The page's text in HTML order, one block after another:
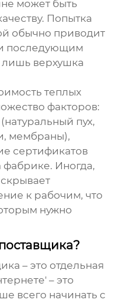
может быть
Попытка
обычно приводит
последующим
лишь верхушка
теплых
факторов:
пух,
мембраны),
сертификатов
фабрике. Иногда,
к рабочим, что
нужно
– это отдельная
– это
всего начинать с